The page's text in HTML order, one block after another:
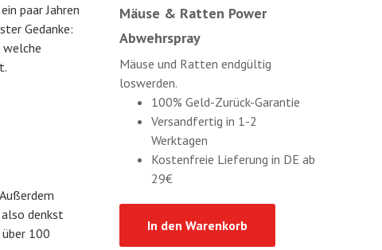
paar Jahren
Gedanke:
welche
denkst
100
Mäuse & Ratten Power
Abwehrspray
Mäuse und Ratten endgültig
loswerden.
100% Geld-Zurück-Garantie
Versandfertig in 1-2
Werktagen
Kostenfreie Lieferung in DE ab
29€
In den Warenkorb